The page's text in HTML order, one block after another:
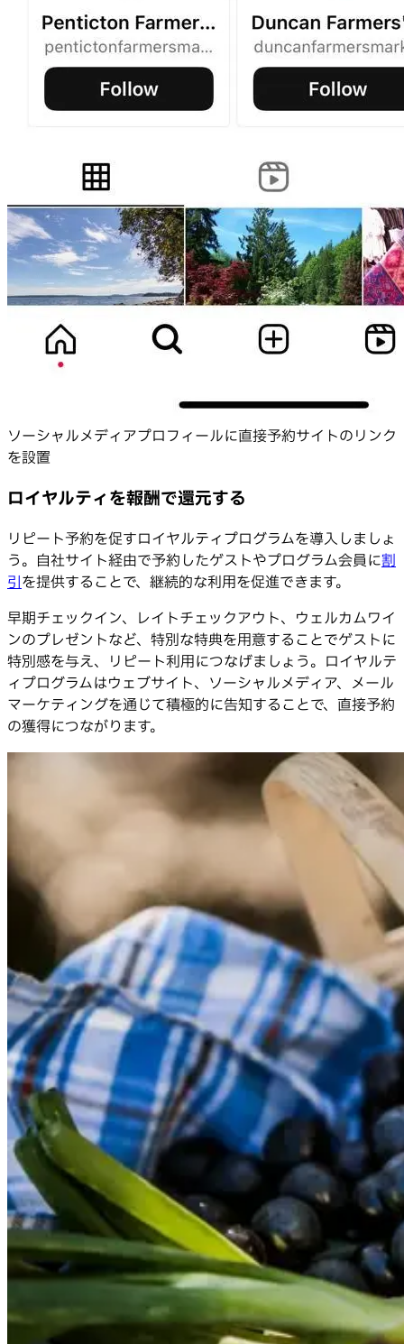
ソーシャルメディアプロフィールに直接予約サイトのリンク
を設置
ロイヤルティを報酬で還元する
リピート予約を促すロイヤルティプログラムを導入しましょ
う。自社サイト経由で予約したゲストやプログラム会員に割
引を提供することで、継続的な利用を促進できます。
早期チェックイン、レイトチェックアウト、ウェルカムワイ
ンのプレゼントなど、特別な特典を用意することでゲストに
特別感を与え、リピート利用につなげましょう。ロイヤルテ
ィプログラムはウェブサイト、ソーシャルメディア、メール
マーケティングを通じて積極的に告知することで、直接予約
の獲得につながります。